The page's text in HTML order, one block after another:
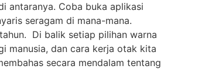
antaranya. Coba buka aplikasi
seragam di mana-mana.
Di balik setiap pilihan warna
manusia, dan cara kerja otak kita
secara mendalam tentang